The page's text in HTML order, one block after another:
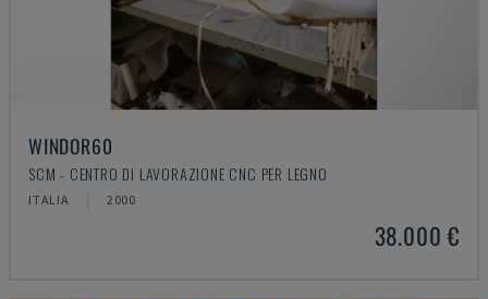
WINDOR60
SCM - CENTRO DI LAVORAZIONE CNC PER LEGNO
ITALIA 2000
38.000 €